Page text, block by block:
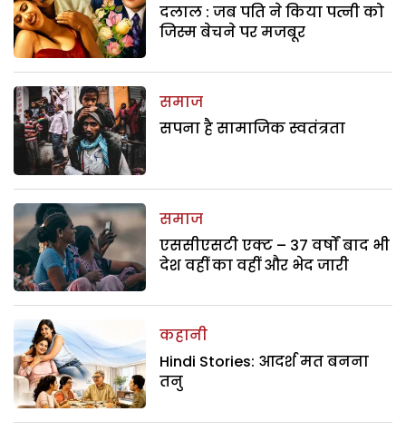
दलाल : जब पति ने किया पत्नी को
जिस्म बेचने पर मजबूर
समाज
सपना है सामाजिक स्वतंत्रता
समाज
एससीएसटी एक्ट – 37 वर्षों बाद भी
देश वहीं का वहीं और भेद जारी
कहानी
Hindi Stories: आदर्श मत बनना
तनु